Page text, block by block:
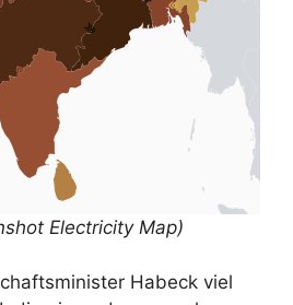
Electricity Map)
Habeck viel